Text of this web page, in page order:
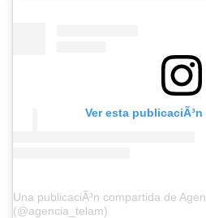
Ver esta
Una publicaciÃ³n compartida de
(@agencia_telam)